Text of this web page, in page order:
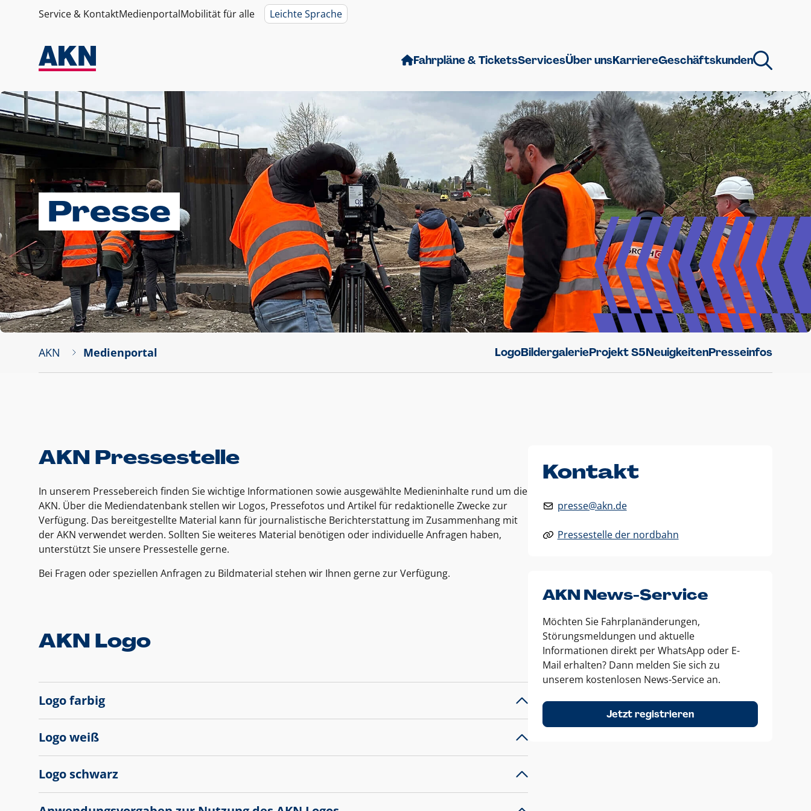
Service & KontaktMedienportalMobilität für alle Leichte Sprache
Fahrpläne & TicketsServicesÜber unsKarriereGeschäftskunden
Presse
AKN Medienportal LogoBildergalerieProjekt S5NeuigkeitenPresseinfos
AKN Pressestelle
In unserem Pressebereich finden Sie wichtige Informationen sowie ausgewählte Medieninhalte rund um die
AKN. Über die Mediendatenbank stellen wir Logos, Pressefotos und Artikel für redaktionelle Zwecke zur
Verfügung. Das bereitgestellte Material kann für journalistische Berichterstattung im Zusammenhang mit
der AKN verwendet werden. Sollten Sie weiteres Material benötigen oder individuelle Anfragen haben,
unterstützt Sie unsere Pressestelle gerne.
Bei Fragen oder speziellen Anfragen zu Bildmaterial stehen wir Ihnen gerne zur Verfügung.
AKN Logo
Logo farbig
Logo weiß
Logo schwarz
Kontakt
presse@akn.de
Pressestelle der nordbahn
AKN News-Service
Möchten Sie Fahrplanänderungen,
Störungsmeldungen und aktuelle
Informationen direkt per WhatsApp oder E-
Mail erhalten? Dann melden Sie sich zu
unserem kostenlosen News-Service an.
Jetzt registrieren